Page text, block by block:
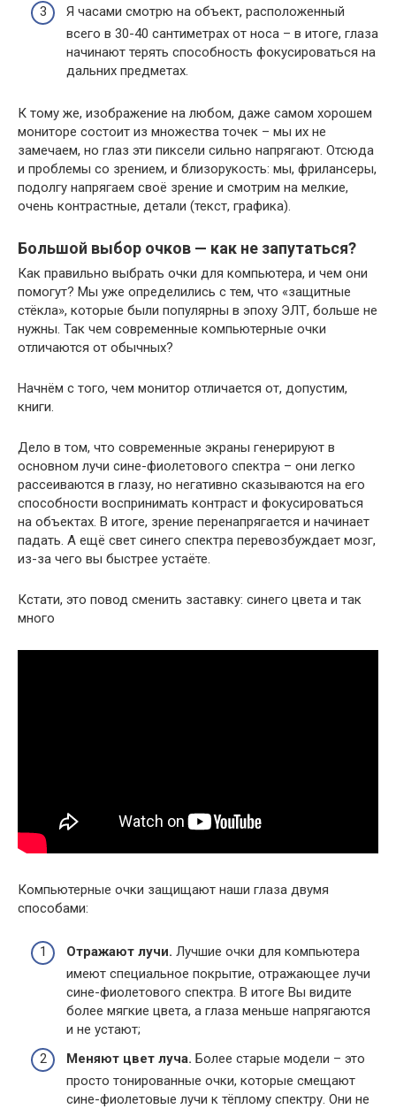
Я часами смотрю на объект, расположенный
всего в 30-40 сантиметрах от носа – в итоге, глаза
начинают терять способность фокусироваться на
дальних предметах.
К тому же, изображение на любом, даже самом хорошем
мониторе состоит из множества точек – мы их не
замечаем, но глаз эти пиксели сильно напрягают. Отсюда
и проблемы со зрением, и близорукость: мы, фрилансеры,
подолгу напрягаем своё зрение и смотрим на мелкие,
очень контрастные, детали (текст, графика).
Большой выбор очков — как не запутаться?
Как правильно выбрать очки для компьютера, и чем они
помогут? Мы уже определились с тем, что «защитные
стёкла», которые были популярны в эпоху ЭЛТ, больше не
нужны. Так чем современные компьютерные очки
отличаются от обычных?
Начнём с того, чем монитор отличается от, допустим,
книги.
Дело в том, что современные экраны генерируют в
основном лучи сине-фиолетового спектра – они легко
рассеиваются в глазу, но негативно сказываются на его
способности воспринимать контраст и фокусироваться
на объектах. В итоге, зрение перенапрягается и начинает
падать. А ещё свет синего спектра перевозбуждает мозг,
из-за чего вы быстрее устаёте.
Кстати, это повод сменить заставку: синего цвета и так
много
Компьютерные очки защищают наши глаза двумя
способами:
Отражают лучи. Лучшие очки для компьютера
имеют специальное покрытие, отражающее лучи
сине-фиолетового спектра. В итоге Вы видите
более мягкие цвета, а глаза меньше напрягаются
и не устают;
Меняют цвет луча. Более старые модели – это
просто тонированные очки, которые смещают
сине-фиолетовые лучи к тёплому спектру. Они не